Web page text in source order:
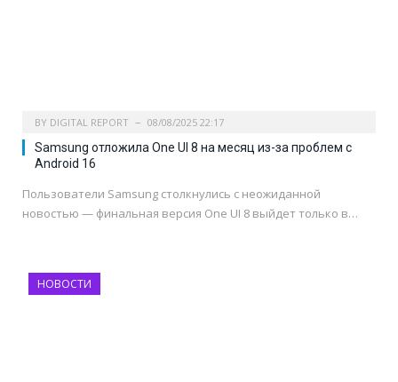
BY DIGITAL REPORT 08/08/2025 22:17
Samsung отложила One UI 8 на месяц из-за проблем с
Android 16
Пользователи Samsung столкнулись с неожиданной
новостью — финальная версия One UI 8 выйдет только в…
НОВОСТИ